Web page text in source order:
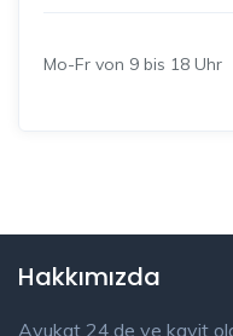
Mo-Fr von 9 bis 18 Uhr
Hakkımızda
Avukat 24.de ye kayit